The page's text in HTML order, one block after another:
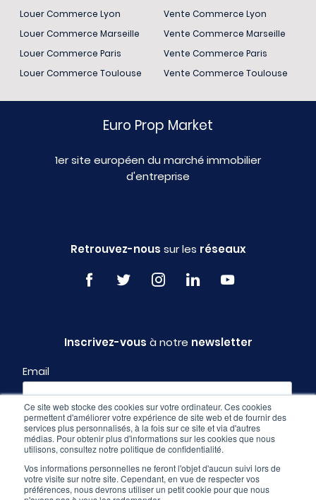
Ce site web stocke des cookies sur votre ordinateur. Ces cookies
permettent d'améliorer votre expérience de site web et de fournir des
services plus personnalisés, à la fois sur ce site et via d'autres
médias. Pour obtenir plus d'informations sur les cookies que nous
utilisons, consultez notre politique de confidentialité.
Vos informations personnelles ne feront l'objet d'aucun suivi lors de
votre visite sur notre site. Cependant, en vue de respecter vos
préférences, nous devrons utiliser un petit cookie pour que nous
Louer Commerce Lyon
Louer Commerce Marseille
Louer Commerce Paris
Louer Commerce Toulouse
Vente Commerce Lyon
Vente Commerce Marseille
Vente Commerce Paris
Vente Commerce Toulouse
Euro Prop Market
1er site européen du marché immobilier
d'entreprise
Retrouvez-nous sur les réseaux
Inscrivez-vous à notre newsletter
Email
Profil